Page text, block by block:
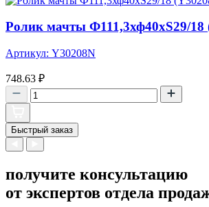
Ролик мачты Ф111,3хф40хS29/18
Артикул: Y30208N
748.63 ₽
Быстрый заказ
получите консультацию
от экспертов отдела